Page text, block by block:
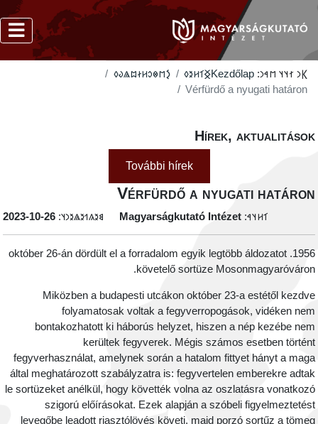
𐲞𐳙 𐳐𐳦𐳦 𐳮𐳀𐳙:
Kezdőlap
‮𐲏𐳑𐳢𐳉𐳓
‮𐲋𐳮𐳌𐳛𐳢𐳇𐳪𐳖𐳜𐳓
Vérfürdő a nyugati határon
Hírek,
További hírek
Vérfürdő a nyugati
𐳑𐳢𐳦𐳀:
Magyarságkutató Intézet
𐳘𐳉𐳍𐳒𐳉𐳖𐳉𐳙𐳦:
‭2023-10-26
1956. október 26-án dördült el a forradalom egyik legtöbb áldozatot
követelő sortüze
Miközben a budapesti utcákon október 23-a estétől
folyamatosak voltak a fegyverropogások, vidéken
bontakozhatott ki háborús helyzet, hiszen a nép kezébe
kerültek fegyverek. Mégis számos esetben
fegyverhasználat, amelynek során a hatalom fittyet hányt a
által meghatározott szabályzatra is: fegyvertelen emberekre
le sortüzeket anélkül, hogy követték volna az oszlatásra
szigorú előírásokat. Ezek alapján a szóbeli
levegőbe leadott riasztólövés követi, majd porzó sortűz a